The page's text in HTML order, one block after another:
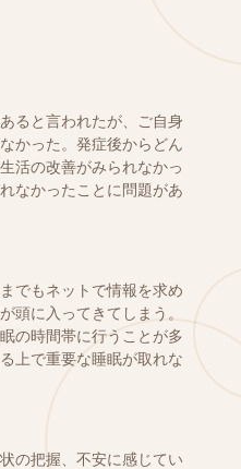
ると言われたが、ご自身
かった。発症後からどん
活の改善がみられなかっ
なかったことに問題があ
でもネットで情報を求め
頭に入ってきてしまう。
の時間帯に行うことが多
上で重要な睡眠が取れな
の把握、不安に感じてい